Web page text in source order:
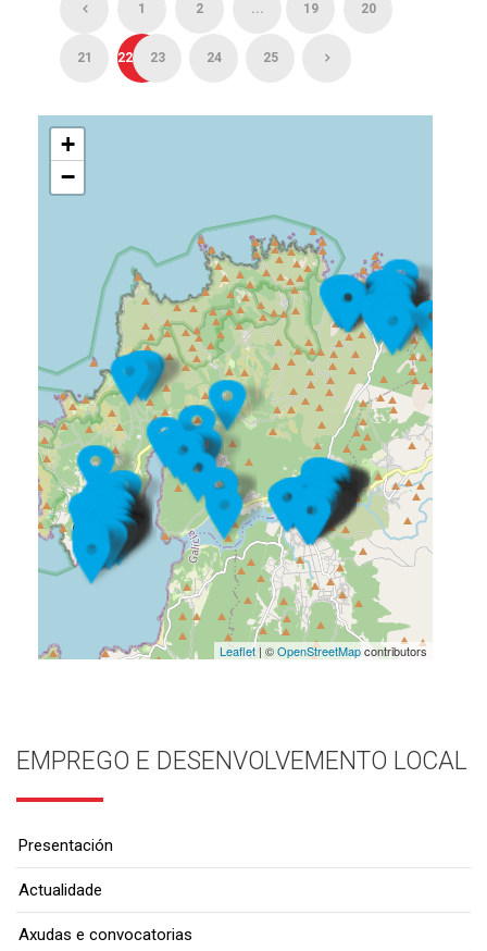
1 2 ... 19 20
21 22 23 24 25
+
−
Leaflet| ©OpenStreetMapcontributors
EMPREGO E DESENVOLVEMENTO LOCAL
Presentación
Actualidade
Axudas e convocatorias